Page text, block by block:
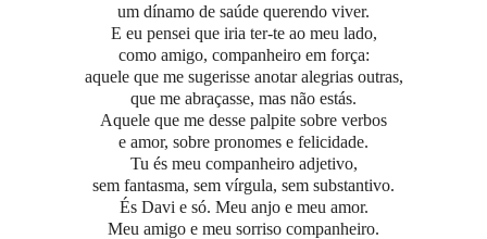
um dínamo de saúde querendo viver.
E eu pensei que iria ter-te ao meu lado,
como amigo, companheiro em força:
aquele que me sugerisse anotar alegrias outras,
que me abraçasse, mas não estás.
Aquele que me desse palpite sobre verbos
e amor, sobre pronomes e felicidade.
Tu és meu companheiro adjetivo,
sem fantasma, sem vírgula, sem substantivo.
És Davi e só. Meu anjo e meu amor.
Meu amigo e meu sorriso companheiro.